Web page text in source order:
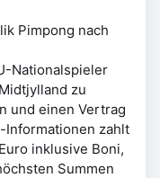
Pimpong nach
Nationalspieler
zu
und einen Vertrag
Informationen zahlt
inklusive Boni,
Summen